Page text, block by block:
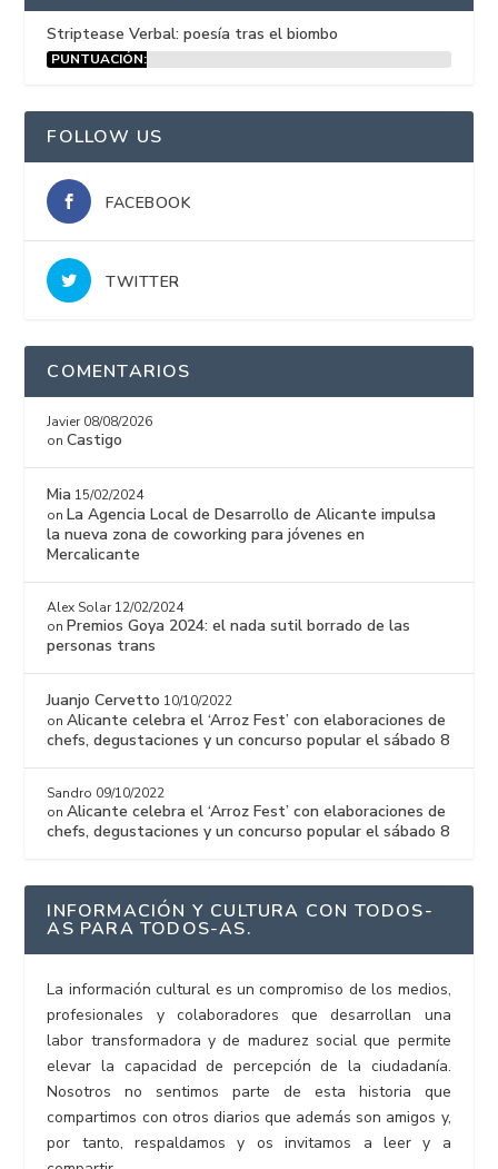
Striptease Verbal: poesía tras el biombo
PUNTUACIÓN:
FOLLOW US
FACEBOOK
TWITTER
COMENTARIOS
Javier 08/08/2026
onCastigo
Mia 15/02/2024
onLa Agencia Local de Desarrollo de Alicante impulsa
la nueva zona de coworking para jóvenes en
Mercalicante
Alex Solar 12/02/2024
onPremios Goya 2024: el nada sutil borrado de las
personas trans
Juanjo Cervetto 10/10/2022
onAlicante celebra el ‘Arroz Fest’ con elaboraciones de
chefs, degustaciones y un concurso popular el sábado 8
Sandro 09/10/2022
onAlicante celebra el ‘Arroz Fest’ con elaboraciones de
chefs, degustaciones y un concurso popular el sábado 8
INFORMACIÓN Y CULTURA CON TODOS-
AS PARA TODOS-AS.
La información cultural es un compromiso de los medios,
profesionales y colaboradores que desarrollan una
labor transformadora y de madurez social que permite
elevar la capacidad de percepción de la ciudadanía.
Nosotros no sentimos parte de esta historia que
compartimos con otros diarios que además son amigos y,
por tanto, respaldamos y os invitamos a leer y a